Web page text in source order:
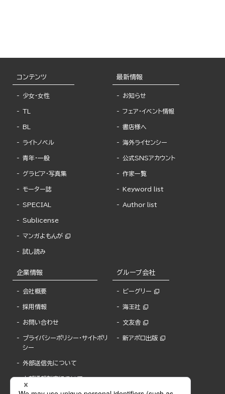
コンテンツ
少女・女性
TL
BL
ライトノベル
青年・一般
グラビア・写真集
モーター誌
SPECIAL
Sublicense
マンガよもんが
試し読み
最新情報
お知らせ
フェア・イベント情報
書店様へ
海外ライセンシー
公式SNSアカウント
作家一覧
Keyword list
Author list
企業情報
会社概要
採用情報
お問い合わせ
プライバシーポリシー・サイトポリ
シー
外部送信先について
内部通報制度について
グループ会社
ビーグリー
海王社
文友舎
新アポロ出版